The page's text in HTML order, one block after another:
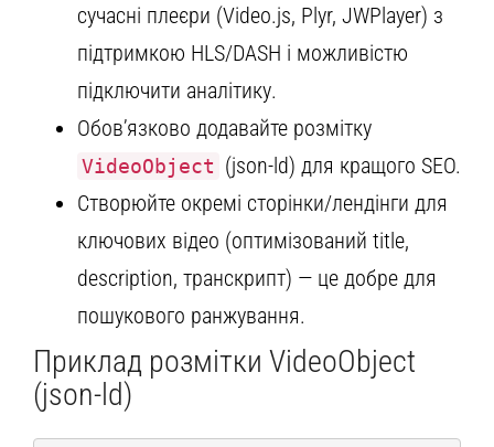
сучасні плеєри (Video.js, Plyr, JWPlayer) з
підтримкою HLS/DASH і можливістю
підключити аналітику.
Обов’язково додавайте розмітку
VideoObject (json-ld) для кращого SEO.
Створюйте окремі сторінки/лендінги для
ключових відео (оптимізований title,
description, транскрипт) — це добре для
пошукового ранжування.
Приклад розмітки VideoObject
(json-ld)